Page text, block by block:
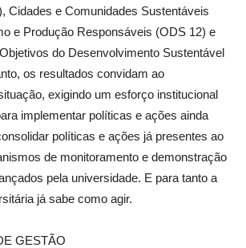
Cidades e Comunidades Sustentáveis
e Produção Responsáveis (ODS 12) e
do Desenvolvimento Sustentável
os resultados convidam ao
exigindo um esforço institucional
implementar políticas e ações ainda
políticas e ações já presentes ao
de monitoramento e demonstração
pela universidade. E para tanto a
já sabe como agir.
GESTÃO